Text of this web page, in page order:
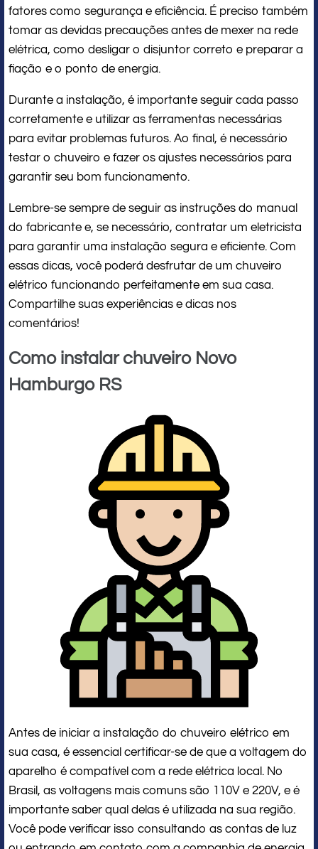
fatores como segurança e eficiência. É preciso também
tomar as devidas precauções antes de mexer na rede
elétrica, como desligar o disjuntor correto e preparar a
fiação e o ponto de energia.
Durante a instalação, é importante seguir cada passo
corretamente e utilizar as ferramentas necessárias
para evitar problemas futuros. Ao final, é necessário
testar o chuveiro e fazer os ajustes necessários para
garantir seu bom funcionamento.
Lembre-se sempre de seguir as instruções do manual
do fabricante e, se necessário, contratar um eletricista
para garantir uma instalação segura e eficiente. Com
essas dicas, você poderá desfrutar de um chuveiro
elétrico funcionando perfeitamente em sua casa.
Compartilhe suas experiências e dicas nos
comentários!
Como instalar chuveiro Novo
Hamburgo RS
Antes de iniciar a instalação do chuveiro elétrico em
sua casa, é essencial certificar-se de que a voltagem do
aparelho é compatível com a rede elétrica local. No
Brasil, as voltagens mais comuns são 110V e 220V, e é
importante saber qual delas é utilizada na sua região.
Você pode verificar isso consultando as contas de luz